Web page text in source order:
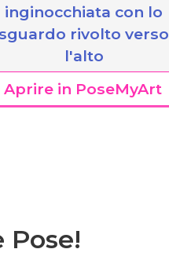
inginocchiata con lo
sguardo rivolto verso
l'alto
Aprire in PoseMyArt